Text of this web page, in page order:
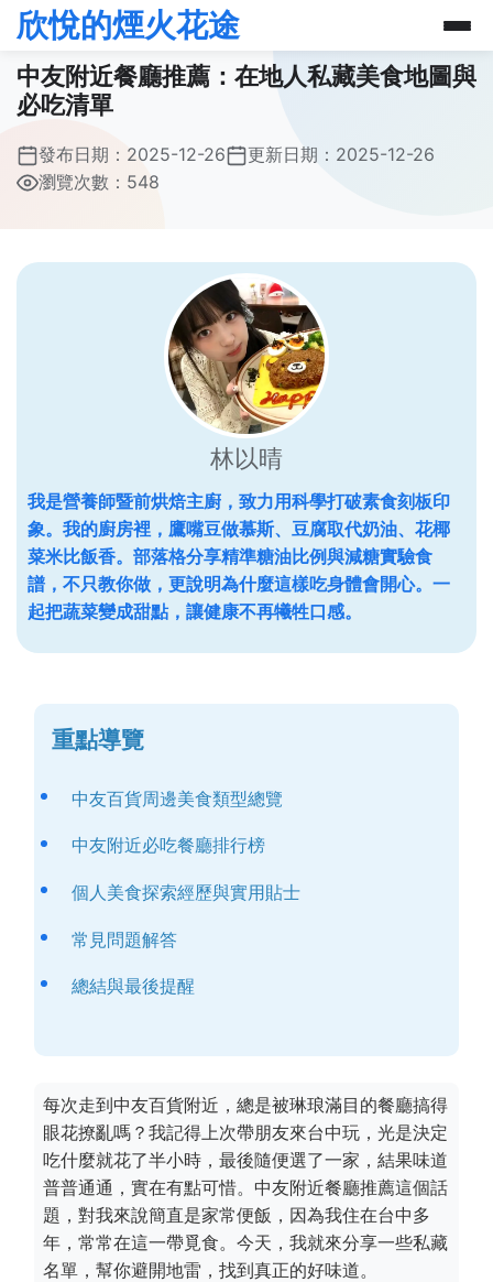
欣悅的煙火花途
中友附近餐廳推薦：在地人私藏美食地圖與
必吃清單
發布日期： 2025-12-26 更新日期： 2025-12-26
瀏覽次數：548
林以晴
我是營養師暨前烘焙主廚，致力用科學打破素食刻板印
象。我的廚房裡，鷹嘴豆做慕斯、豆腐取代奶油、花椰
菜米比飯香。部落格分享精準糖油比例與減糖實驗食
譜，不只教你做，更說明為什麼這樣吃身體會開心。一
起把蔬菜變成甜點，讓健康不再犧牲口感。
重點導覽
中友百貨周邊美食類型總覽
中友附近必吃餐廳排行榜
個人美食探索經歷與實用貼士
常見問題解答
總結與最後提醒
每次走到中友百貨附近，總是被琳琅滿目的餐廳搞得
眼花撩亂嗎？我記得上次帶朋友來台中玩，光是決定
吃什麼就花了半小時，最後隨便選了一家，結果味道
普普通通，實在有點可惜。中友附近餐廳推薦這個話
題，對我來說簡直是家常便飯，因為我住在台中多
年，常常在這一帶覓食。今天，我就來分享一些私藏
名單，幫你避開地雷，找到真正的好味道。